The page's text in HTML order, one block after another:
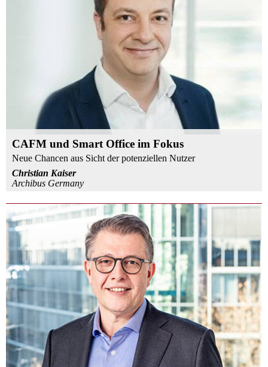
CAFM und Smart Office im Fokus
Neue Chancen aus Sicht der potenziellen Nutzer
Christian Kaiser
Archibus Germany